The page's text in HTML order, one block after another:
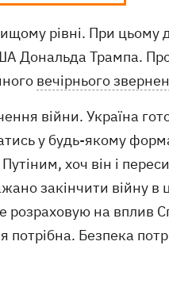
рівні. При цьому
Дональда Трампа.
вечірнього
війни. Україна
у будь-якому
хоч він і
закінчити війну в
розраховую на вплив
Безпека